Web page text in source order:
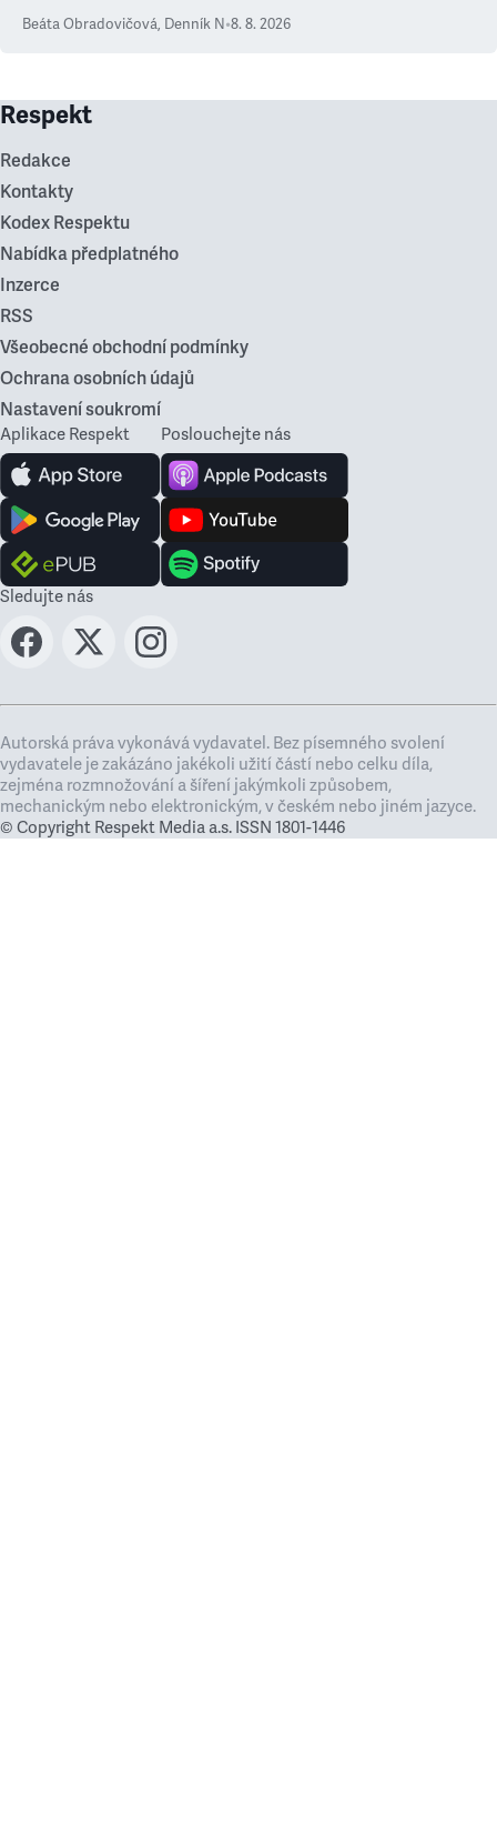
Beáta Obradovičová, Denník N•8. 8. 2026
Respekt
Redakce
Kontakty
Kodex Respektu
Nabídka předplatného
Inzerce
RSS
Všeobecné obchodní podmínky
Ochrana osobních údajů
Nastavení soukromí
Aplikace Respekt Poslouchejte nás
Sledujte nás
Autorská práva vykonává vydavatel. Bez písemného svolení
vydavatele je zakázáno jakékoli užití částí nebo celku díla,
zejména rozmnožování a šíření jakýmkoli způsobem,
mechanickým nebo elektronickým, v českém nebo jiném jazyce.
© Copyright Respekt Media a.s. ISSN 1801-1446